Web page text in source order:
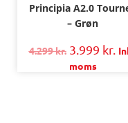
Principia A2.0
– Grøn
4.299kr. 3.999 kr.
moms